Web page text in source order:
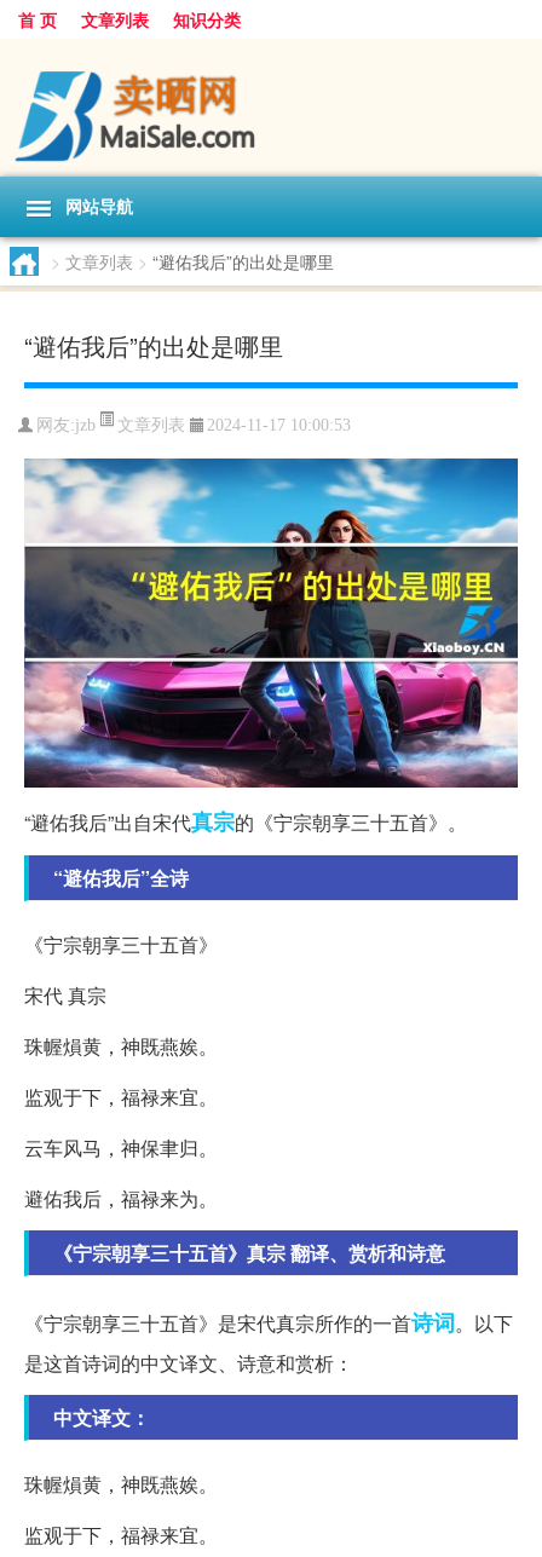
首 页 文章列表 知识分类
网站导航
> 文章列表 > “避佑我后”的出处是哪里
“避佑我后”的出处是哪里
网友:jzb 文章列表 2024-11-17 10:00:53
“避佑我后”出自宋代真宗的《宁宗朝享三十五首》。
“避佑我后”全诗
《宁宗朝享三十五首》
宋代 真宗
珠幄熉黄，神既燕娭。
监观于下，福禄来宜。
云车风马，神保聿归。
避佑我后，福禄来为。
《宁宗朝享三十五首》真宗 翻译、赏析和诗意
《宁宗朝享三十五首》是宋代真宗所作的一首诗词。以下
是这首诗词的中文译文、诗意和赏析：
中文译文：
珠幄熉黄，神既燕娭。
监观于下，福禄来宜。